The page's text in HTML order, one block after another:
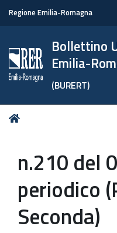
Regione Emilia-Romagna
Bollettino
Emilia-
(BURERT)
Tu
n.210 del
periodico
Seconda)